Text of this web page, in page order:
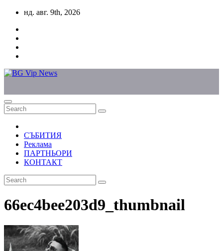
Skip
content
нд. авг. 9th, 2026
СЪБИТИЯ
Реклама
ПАРТНЬОРИ
КОНТАКТ
66ec4bee203d9_thumbnail